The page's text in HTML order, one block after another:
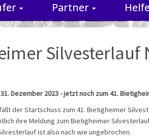
Partner
Silvesterlauf
31. Dezember 2023 - jetzt noch zum 41.
der Startschuss zum 41. Bietigheimer
ihre Meldung zum Bietigheimer
ist also nach wie ungebrochen.